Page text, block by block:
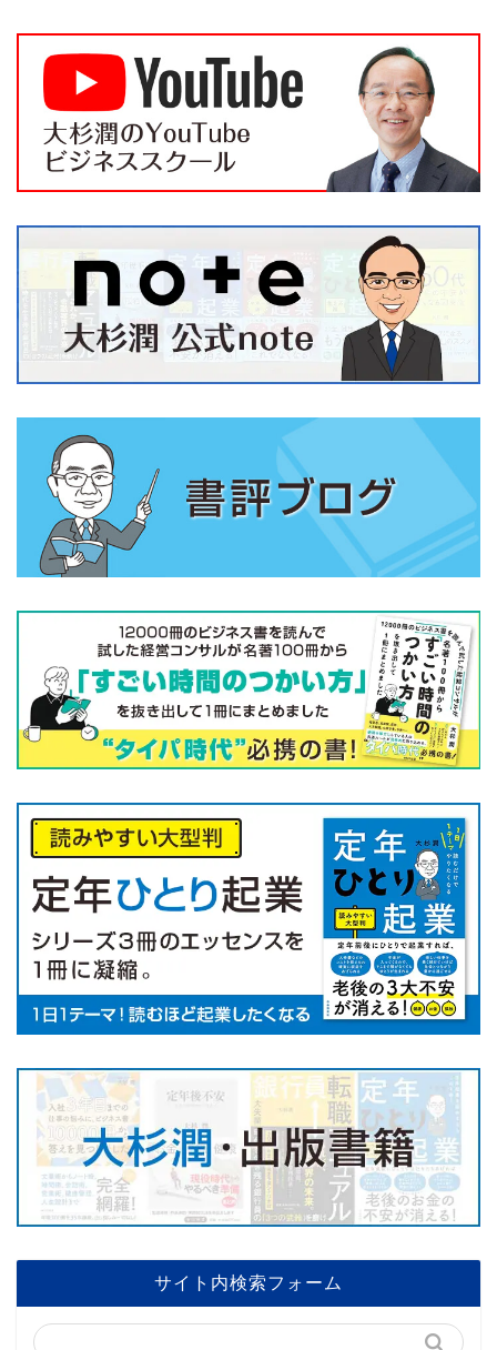
サイト内検索フォーム